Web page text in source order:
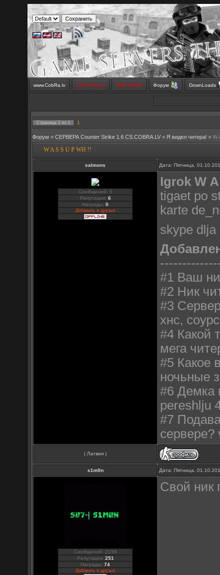
www.CobRa.lv LIVE Stream SMS SHOP Форум DownLoads
Страница 1 из 1 1
Форум » СЕРВЕРА Counter Strike 1.6 CS.COBRA.LV » Я видел читера! » W
W A S S U P WH !!
salmons Дата: Пятница,
Сообщений: 5
Репутация: 6
Награды:0
Добавить в друзья
Igrok W
tigaet po
karte
skype dlja
#1 Ваш
#2 Ник
#3
хнс,
#4 Какой
мега
#5 Какое
ночьные
#6 Демка
pereshlju
#7
сервере?
( Латвия )
s1m0n Дата: Пятница,
Сообщений: 2158
Репутация: 251
Награды:74
Добавить в друзья
Свой ник